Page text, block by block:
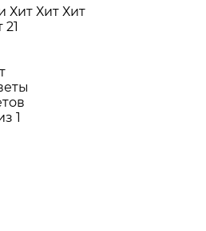
Хит Хит Хит